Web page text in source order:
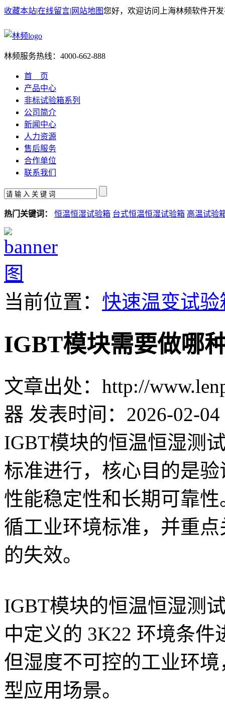
收藏本站|在线留言| 网站地图您好，欢迎访问上海林频软件开
林频服务热线： 4000-662-888
首 页
产品中心
非标试验箱系列
公司简介
新闻中心
人力资源
售后服务
合作单位
联系我们
热门关键词： 恒温恒湿试验箱 台式恒温恒湿试验箱 高温试验
当前位置： 快速温变试验
IGBT模块需要做哪
文章出处：http://
器 发表时间：2026-02-04
IGBT模块的恒温恒湿测
标准进行，核心目的是
性能稳定性和长期可靠
循工业环境标准，并重
的失效。
IGBT模块的恒温恒湿测
中定义的 ‌3K22‌ 环境条
但湿度不可控的工业环
型应用场景。‌